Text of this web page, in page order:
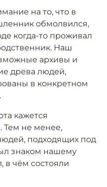
на то, что в
обмолвился,
когда-то проживал
Наш
архивы и
древа людей,
в конкретном
кажется
Тем не менее,
подходящих под
знаком нашему
в чём состояли